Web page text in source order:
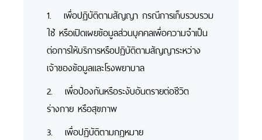
1. เพื่อปฏิบัติตามสัญญา กรณีการเก็บรวบรวม
ใช้ หรือเปิดเผยข้อมูลส่วนบุคคลเพื่อความจำเป็น
ต่อการให้บริการหรือปฏิบัติตามสัญญาระหว่าง
เจ้าของข้อมูลและโรงพยาบาล
2. เพื่อป้องกันหรือระงับอันตรายต่อชีวิต
ร่างกาย หรือสุขภาพ
3. เพื่อปฏิบัติตามกฎหมาย